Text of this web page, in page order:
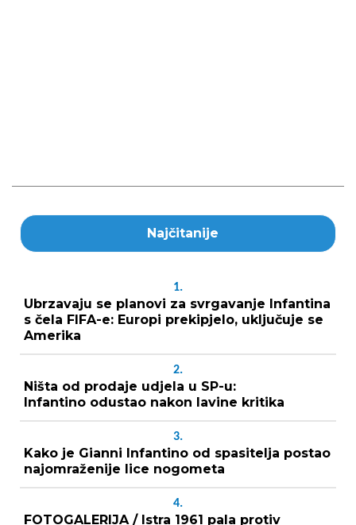
Najčitanije
1.
Ubrzavaju se planovi za svrgavanje Infantina
s čela FIFA-e: Europi prekipjelo, uključuje se
Amerika
2.
Ništa od prodaje udjela u SP-u:
Infantino odustao nakon lavine kritika
3.
Kako je Gianni Infantino od spasitelja postao
najomraženije lice nogometa
4.
FOTOGALERIJA / Istra 1961 pala protiv